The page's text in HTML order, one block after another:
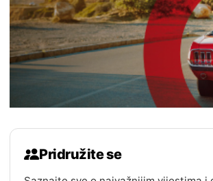
Pridružite se